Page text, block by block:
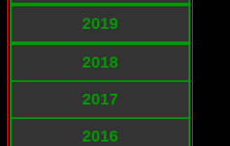
2019
2018
2017
2016